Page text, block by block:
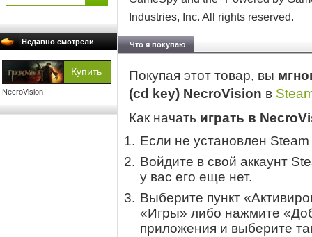
Недавно смотрели
NecroVision
Industries, Inc. All rights reserved.
Что я покупаю
Покупая этот товар, вы
(cd key) NecroVision в
Как начать играть в
Если не установлен
Войдите в свой аккаунт
у вас его еще нет.
Выберите пункт
«Игры» либо нажмите
приложения и выберите